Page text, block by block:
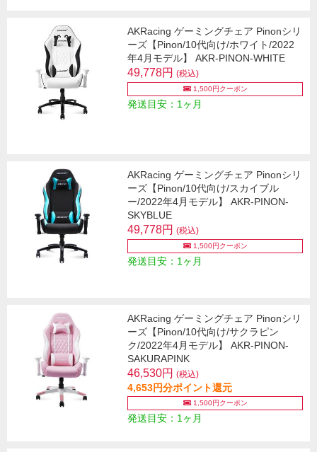
AKRacing ゲーミングチェア Pinonシリ
ーズ【Pinon/10代向け/ホワイト/2022
年4月モデル】 AKR-PINON-WHITE
49,778円 (税込)
1,500円クーポン
発送目安：1ヶ月
AKRacing ゲーミングチェア Pinonシリ
ーズ【Pinon/10代向け/スカイブル
ー/2022年4月モデル】 AKR-PINON-
SKYBLUE
49,778円 (税込)
1,500円クーポン
発送目安：1ヶ月
AKRacing ゲーミングチェア Pinonシリ
ーズ【Pinon/10代向け/サクラピン
ク/2022年4月モデル】 AKR-PINON-
SAKURAPINK
46,530円 (税込)
4,653円分ポイント還元
1,500円クーポン
発送目安：1ヶ月